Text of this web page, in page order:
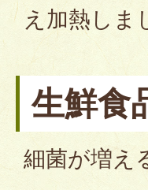
え加熱しま
生鮮食
細菌が増え